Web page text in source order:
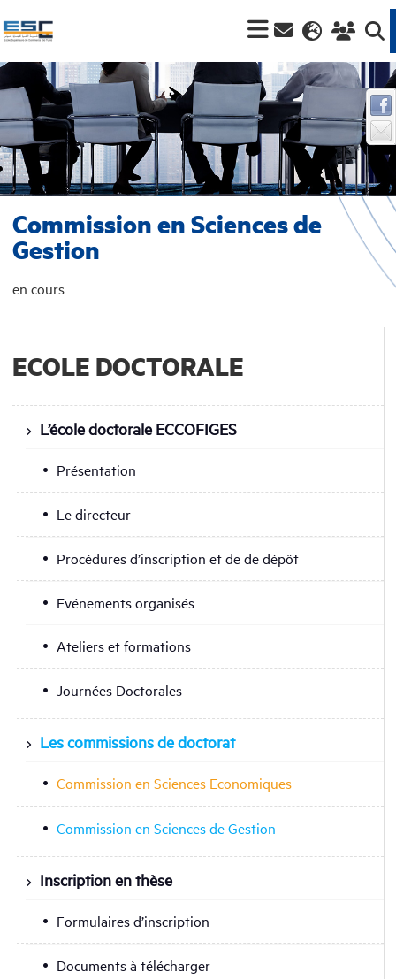
ECOLE DOCTORALE
L’école doctorale ECCOFIGES
Présentation
Le directeur
Procédures d’inscription et de de dépôt
Evénements organisés
Ateliers et formations
Journées Doctorales
Les commissions de doctorat
Commission en Sciences Economiques
Commission en Sciences de Gestion
Inscription en thèse
Formulaires d’inscription
Documents à télécharger
Commission en Sciences de
Gestion
en cours